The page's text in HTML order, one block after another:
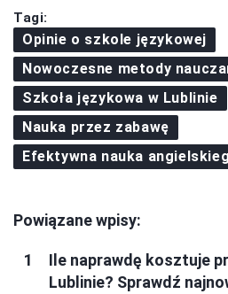
Tagi:
Opinie o szkole językowej
Nowoczesne metody
Szkoła językowa w Lublinie
Nauka przez zabawę
Efektywna nauka
Powiązane wpisy:
Ile naprawdę kosztuje
Lublinie? Sprawdź